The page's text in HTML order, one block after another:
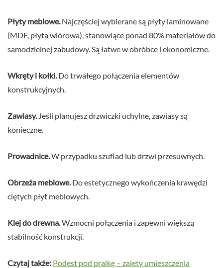
Płyty meblowe.Najczęściej wybierane są płyty laminowane
(MDF, płyta wiórowa), stanowiące ponad 80% materiałów do
samodzielnej zabudowy. Są łatwe w obróbce i ekonomiczne.
Wkręty i kołki.Do trwałego połączenia elementów
konstrukcyjnych.
Zawiasy.Jeśli planujesz drzwiczki uchylne, zawiasy są
konieczne.
Prowadnice.W przypadku szuflad lub drzwi przesuwnych.
Obrzeża meblowe.Do estetycznego wykończenia krawędzi
ciętych płyt meblowych.
Klej do drewna.Wzmocni połączenia i zapewni większą
stabilność konstrukcji.
Czytaj także: Podest pod pralkę – zalety umieszczenia